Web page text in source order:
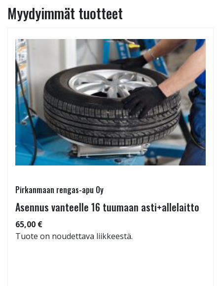
Myydyimmät tuotteet
Pirkanmaan rengas-apu Oy
Asennus vanteelle 16 tuumaan asti+allelaitto
65,00 €
Tuote on noudettava liikkeestä.